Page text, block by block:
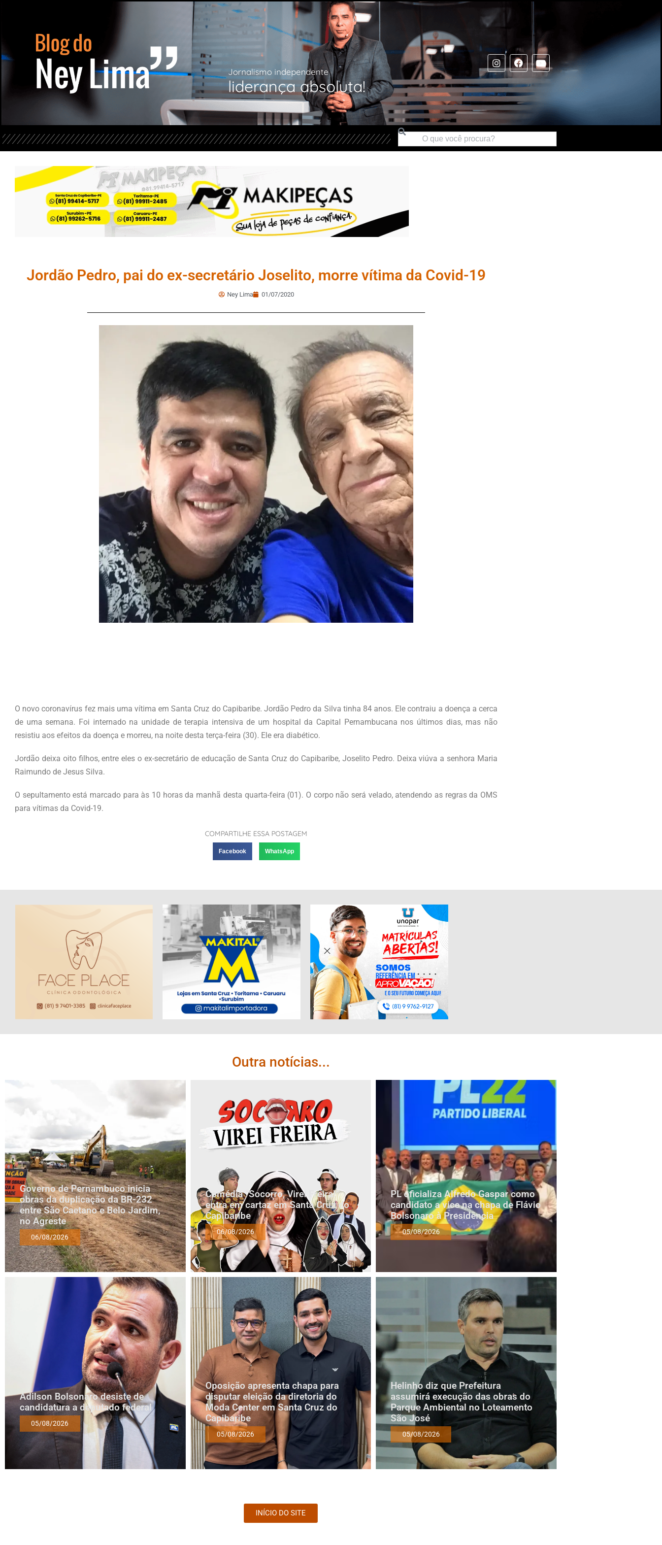
Jornalismo independente
liderança absoluta!
Jordão Pedro, pai do ex-secretário Joselito, morre vítima da Covid-19
Ney Lima 01/07/2020
O novo coronavírus fez mais uma vítima em Santa Cruz do Capibaribe. Jordão Pedro da Silva tinha 84 anos. Ele contraiu a doença a cerca
de uma semana. Foi internado na unidade de terapia intensiva de um hospital da Capital Pernambucana nos últimos dias, mas não
resistiu aos efeitos da doença e morreu, na noite desta terça-feira (30). Ele era diabético.
Jordão deixa oito filhos, entre eles o ex-secretário de educação de Santa Cruz do Capibaribe, Joselito Pedro. Deixa viúva a senhora Maria
Raimundo de Jesus Silva.
O sepultamento está marcado para às 10 horas da manhã desta quarta-feira (01). O corpo não será velado, atendendo as regras da OMS
para vítimas da Covid-19.
COMPARTILHE ESSA POSTAGEM
Facebook WhatsApp
Outra notícias...
Governo de Pernambuco inicia
obras da duplicação da BR-232
entre São Caetano e Belo Jardim,
no Agreste
06/08/2026
Comédia “Socorro, Virei Freira!”
entra em cartaz em Santa Cruz do
Capibaribe
06/08/2026
PL oficializa Alfredo Gaspar como
candidato a vice na chapa de Flávio
Bolsonaro à Presidência
05/08/2026
Adilson Bolsonaro desiste de
candidatura a deputado federal
05/08/2026
Oposição apresenta chapa para
disputar eleição da diretoria do
Moda Center em Santa Cruz do
Capibaribe
05/08/2026
Helinho diz que Prefeitura
assumirá execução das obras do
Parque Ambiental no Loteamento
São José
05/08/2026
INÍCIO DO SITE